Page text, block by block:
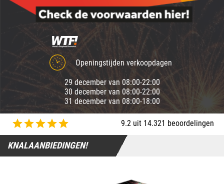
Openingstijden verkoopdagen
29 december van 08:00-22:00
30 december van 08:00-22:00
31 december van 08:00-18:00
9.2 uit 14.321 beoordelingen
KNALAANBIEDINGEN!